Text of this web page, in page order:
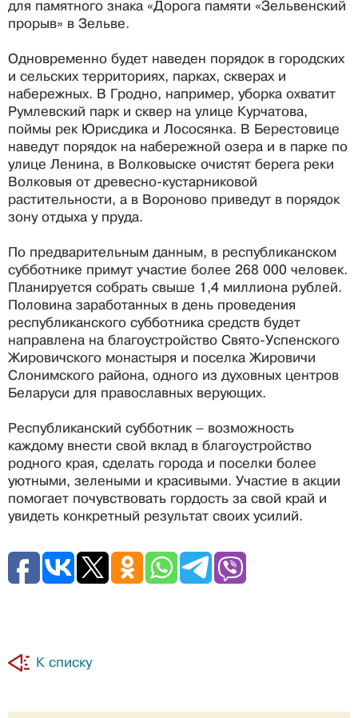
для памятного знака «Дорога памяти «Зельвенский
прорыв» в Зельве.
Одновременно будет наведен порядок в городских
и сельских территориях, парках, скверах и
набережных. В Гродно, например, уборка охватит
Румлевский парк и сквер на улице Курчатова,
поймы рек Юрисдика и Лососянка. В Берестовице
наведут порядок на набережной озера и в парке по
улице Ленина, в Волковыске очистят берега реки
Волковыя от древесно-кустарниковой
растительности, а в Вороново приведут в порядок
зону отдыха у пруда.
По предварительным данным, в республиканском
субботнике примут участие более 268 000 человек.
Планируется собрать свыше 1,4 миллиона рублей.
Половина заработанных в день проведения
республиканского субботника средств будет
направлена на благоустройство Свято-Успенского
Жировичского монастыря и поселка Жировичи
Слонимского района, одного из духовных центров
Беларуси для православных верующих.
Республиканский субботник – возможность
каждому внести свой вклад в благоустройство
родного края, сделать города и поселки более
уютными, зелеными и красивыми. Участие в акции
помогает почувствовать гордость за свой край и
увидеть конкретный результат своих усилий.
К списку